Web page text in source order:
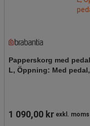
Papperskorg med
L, Öppning: Med
1 090,00 kr exkl. moms